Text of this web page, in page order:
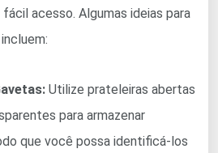
acesso. Algumas ideias para
Utilize prateleiras abertas
para armazenar
que você possa identificá-los